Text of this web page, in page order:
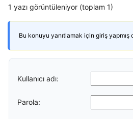
1 yazı görüntüleniyor (toplam 1)
Bu konuyu yanıtlamak için giriş yapmış
Kullanıcı adı:
Parola: